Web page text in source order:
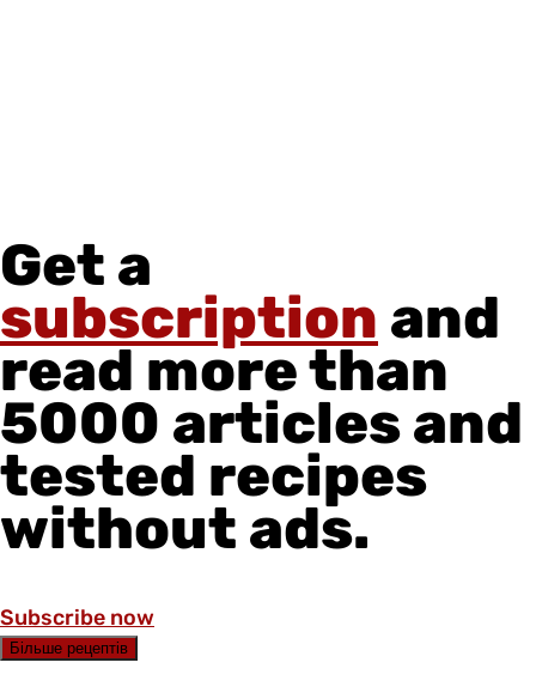
Get a
subscription and
read more than
5000 articles and
tested recipes
without ads.
Subscribe now
Більше рецептів